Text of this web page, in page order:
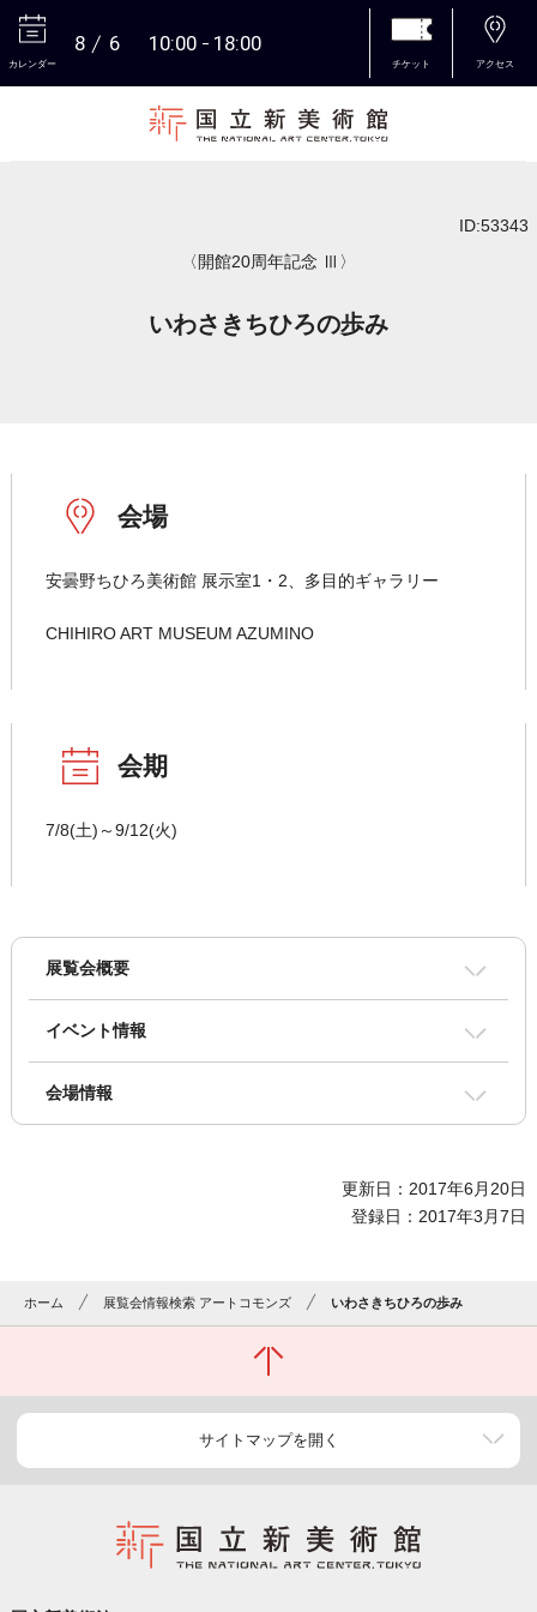
カレンダー
8 6 10:00 18:00
チケット アクセス
ID:53343
〈開館20周年記念 Ⅲ〉
いわさきちひろの歩み
会場
安曇野ちひろ美術館 展示室1・2、多目的ギャラリー
CHIHIRO ART MUSEUM AZUMINO
会期
7/8(土)～9/12(火)
展覧会概要
イベント情報
会場情報
更新日：2017年6月20日
登録日：2017年3月7日
ホーム 展覧会情報検索 アートコモンズ いわさきちひろの歩み
サイトマップを開く